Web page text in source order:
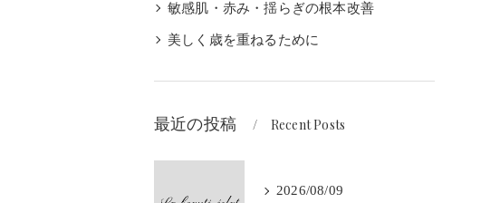
敏感肌・赤み・揺らぎの根本改善
美しく歳を重ねるために
最近の投稿 Recent Posts
2026/08/09